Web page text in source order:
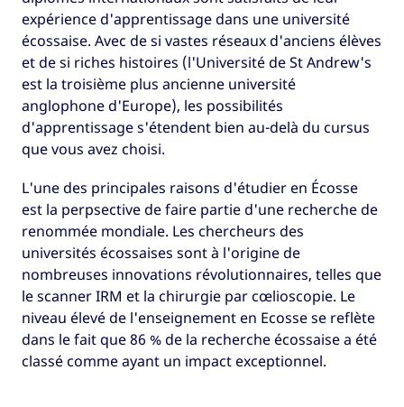
expérience d'apprentissage dans une université
écossaise. Avec de si vastes réseaux d'anciens élèves
et de si riches histoires (l'Université de St Andrew's
est la troisième plus ancienne université
anglophone d'Europe), les possibilités
d'apprentissage s'étendent bien au-delà du cursus
que vous avez choisi.
L'une des principales raisons d'étudier en Écosse
est la perpsective de faire partie d'une recherche de
renommée mondiale. Les chercheurs des
universités écossaises sont à l'origine de
nombreuses innovations révolutionnaires, telles que
le scanner IRM et la chirurgie par cœlioscopie. Le
niveau élevé de l'enseignement en Ecosse se reflète
dans le fait que 86 % de la recherche écossaise a été
classé comme ayant un impact exceptionnel.